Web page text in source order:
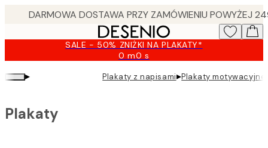
SALE - 50% ZNIŻKI NA PLAKATY*
0 m0 s
Ważny
2026-
▸ Plakaty z napisami▸Plakaty motywacyjne
Plakaty